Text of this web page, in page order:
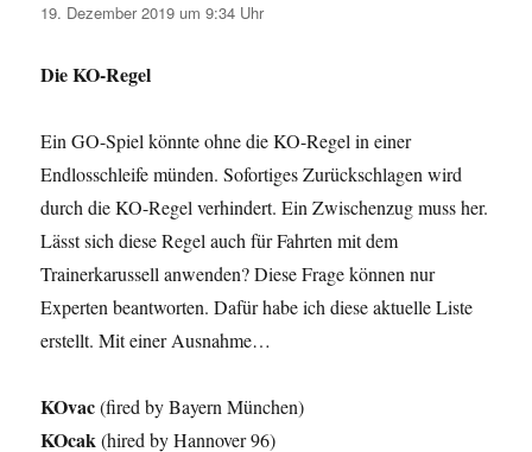
19. Dezember 2019 um 9:34 Uhr
Die KO-Regel
Ein GO-Spiel könnte ohne die KO-Regel in einer
Endlosschleife münden. Sofortiges Zurückschlagen wird
durch die KO-Regel verhindert. Ein Zwischenzug muss her.
Lässt sich diese Regel auch für Fahrten mit dem
Trainerkarussell anwenden? Diese Frage können nur
Experten beantworten. Dafür habe ich diese aktuelle Liste
erstellt. Mit einer Ausnahme…
KOvac(fired by Bayern München)
KOcak(hired by Hannover 96)